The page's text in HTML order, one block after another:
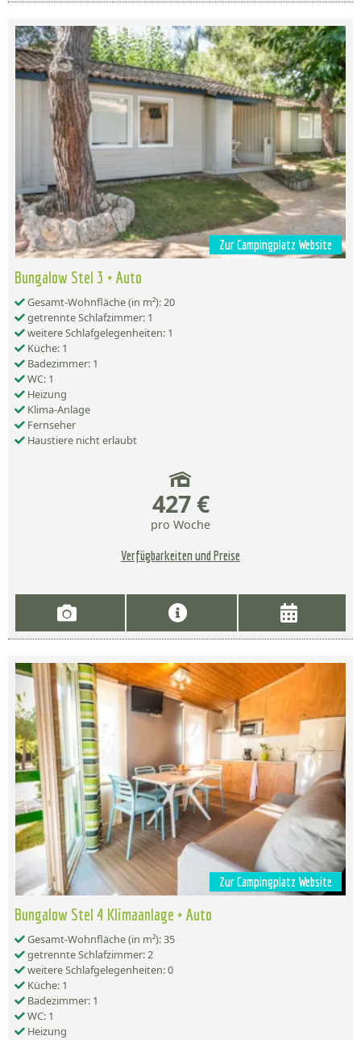
Zur Campingplatz Website
Bungalow Stel 3 + Auto
Gesamt-Wohnfläche (in m²): 20
getrennte Schlafzimmer: 1
weitere Schlafgelegenheiten: 1
Küche: 1
Badezimmer: 1
WC: 1
Heizung
Klima-Anlage
Fernseher
Haustiere nicht erlaubt
427 €
pro Woche
Verfügbarkeiten und Preise
Zur Campingplatz Website
Bungalow Stel 4 Klimaanlage + Auto
Gesamt-Wohnfläche (in m²): 35
getrennte Schlafzimmer: 2
weitere Schlafgelegenheiten: 0
Küche: 1
Badezimmer: 1
WC: 1
Heizung